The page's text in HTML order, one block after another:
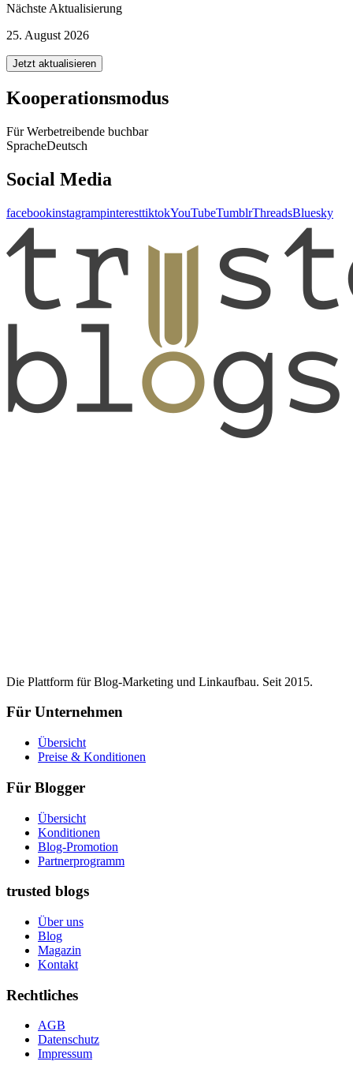
Nächste Aktualisierung
25. August 2026
Jetzt aktualisieren
Kooperationsmodus
Für Werbetreibende buchbar
SpracheDeutsch
Social Media
facebookinstagrampinteresttiktokYouTubeTumblrThreadsBluesky
Die Plattform für Blog-Marketing und Linkaufbau. Seit 2015.
Für Unternehmen
Übersicht
Preise & Konditionen
Für Blogger
Übersicht
Konditionen
Blog-Promotion
Partnerprogramm
trusted blogs
Über uns
Blog
Magazin
Kontakt
Rechtliches
AGB
Datenschutz
Impressum